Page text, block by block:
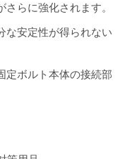
らに強化されます。
な安定性が得られない
定ボルト本体の接続部